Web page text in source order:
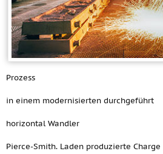
Prozess
in einem modernisierten durchgeführt
horizontal Wandler
Pierce-Smith. Laden produzierte Charge